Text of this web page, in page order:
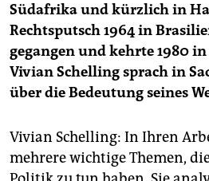
veranstaltungen
shop
fragen & hilfe
abo
Südafrika und kürzlich in
Rechtsputsch 1964 in
gegangen und kehrte 1980
Vivian Schelling sprach in
über die Bedeutung seines
Vivian Schelling: In Ihren
mehrere wichtige Themen,